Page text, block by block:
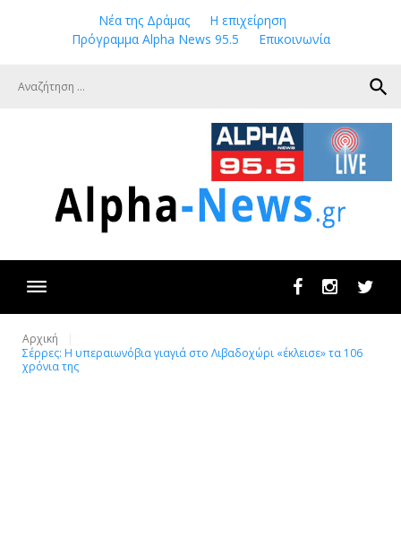
Νέα της Δράμας
Η επιχείρηση
Πρόγραμμα Alpha News 95.5
Επικοινωνία
search
FacebookInstagram
Αρχική
Σέρρες: Η υπεραιωνόβια γιαγιά στο Λιβαδοχώρι «έκλεισε» τα 106
χρόνια της